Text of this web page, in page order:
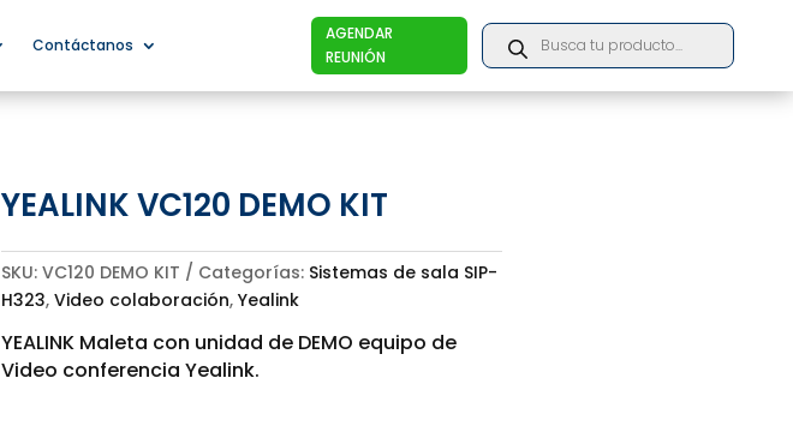
Contáctanos
AGENDAR
REUNIÓN
Products
search
YEALINK VC120 DEMO KIT
SKU: VC120 DEMO KIT Categorías: Sistemas de sala SIP-
H323, Video colaboración, Yealink
YEALINK Maleta con unidad de DEMO equipo de
Video conferencia Yealink.